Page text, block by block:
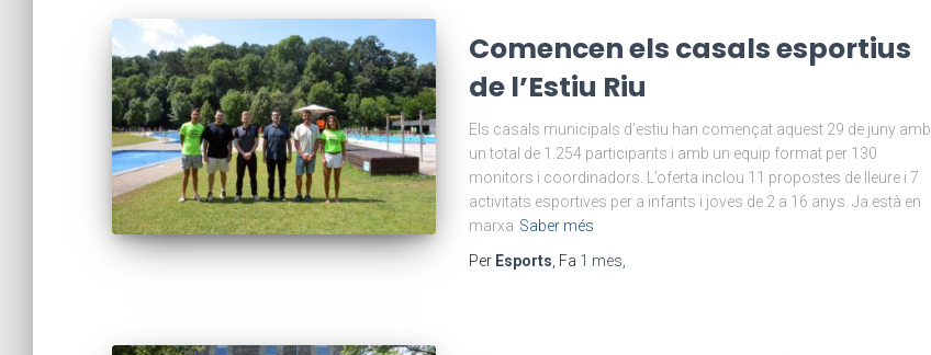
Comencen els casals esportius
de l’Estiu Riu
Els casals municipals d’estiu han començat aquest 29 de juny amb
un total de 1.254 participants i amb un equip format per 130
monitors i coordinadors. L’oferta inclou 11 propostes de lleure i 7
activitats esportives per a infants i joves de 2 a 16 anys. Ja està en
marxa Saber més
Per Esports , Fa 1 mes